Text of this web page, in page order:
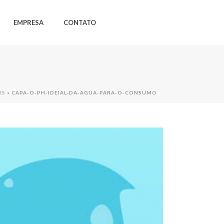
EMPRESA CONTATO
» CAPA-O-PH-IDEIAL-DA-AGUA-PARA-O-CONSUMO